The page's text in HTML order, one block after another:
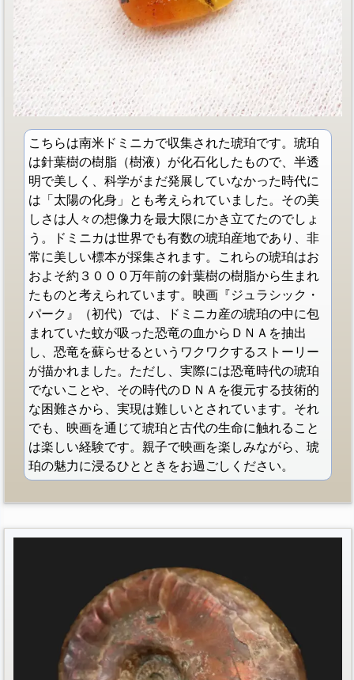
こちらは南米ドミニカで収集された琥珀です。琥珀
は針葉樹の樹脂（樹液）が化石化したもので、半透
明で美しく、科学がまだ発展していなかった時代に
は「太陽の化身」とも考えられていました。その美
しさは人々の想像力を最大限にかき立てたのでしょ
う。ドミニカは世界でも有数の琥珀産地であり、非
常に美しい標本が採集されます。これらの琥珀はお
およそ約３０００万年前の針葉樹の樹脂から生まれ
たものと考えられています。映画『ジュラシック・
パーク』（初代）では、ドミニカ産の琥珀の中に包
まれていた蚊が吸った恐竜の血からＤＮＡを抽出
し、恐竜を蘇らせるというワクワクするストーリー
が描かれました。ただし、実際には恐竜時代の琥珀
でないことや、その時代のＤＮＡを復元する技術的
な困難さから、実現は難しいとされています。それ
でも、映画を通じて琥珀と古代の生命に触れること
は楽しい経験です。親子で映画を楽しみながら、琥
珀の魅力に浸るひとときをお過ごしください。